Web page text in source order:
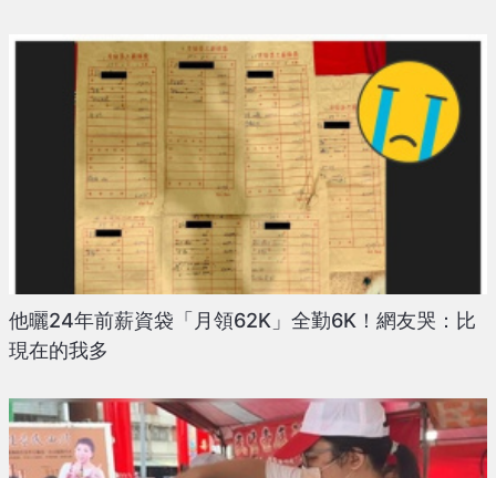
他曬24年前薪資袋「月領62K」全勤6K！網友哭：比
現在的我多